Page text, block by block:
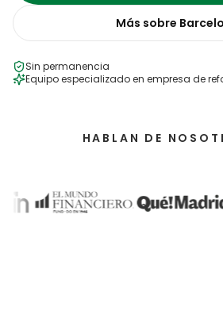
Más sobre
Sin permanencia
Equipo especializado en empresa de
HABLAN DE